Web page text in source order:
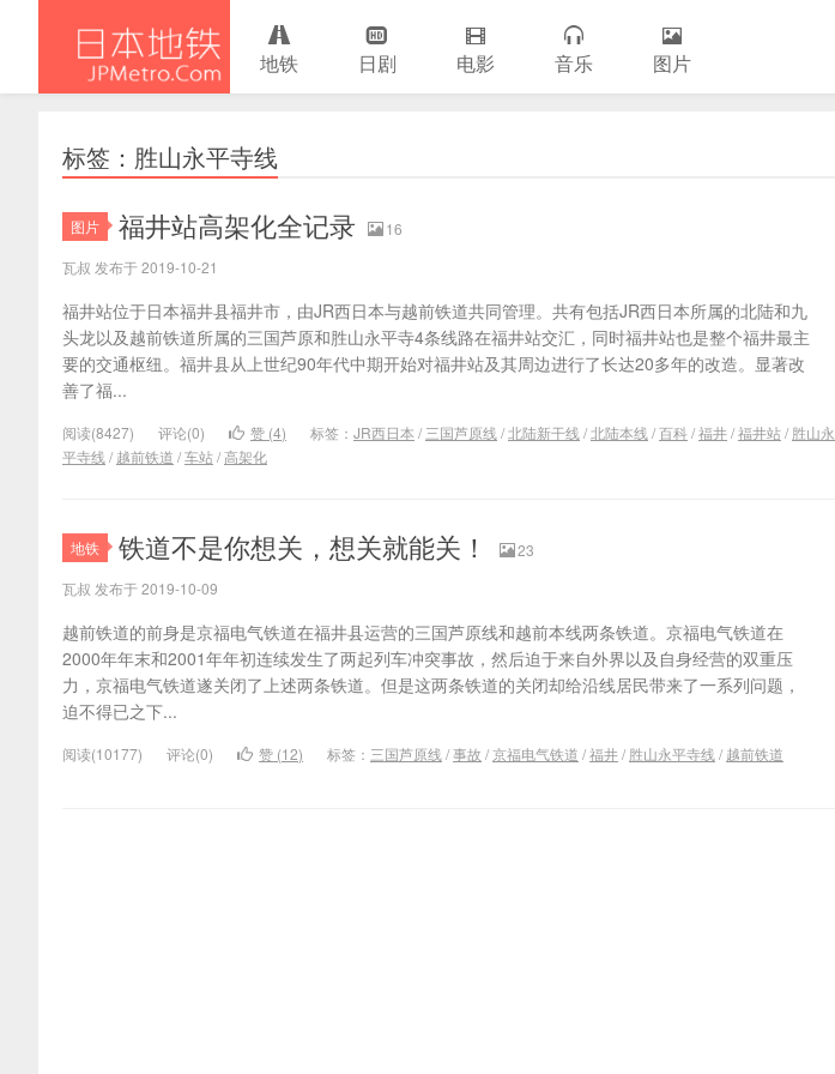
地铁 日剧 电影 音乐 图片
标签：胜山永平寺线
图片 福井站高架化全记录
16
瓦叔 发布于 2019-10-21
福井站位于日本福井县福井市，由JR西日本与越前铁道共同管理。共有包括JR西日本所属的北陆和九
头龙以及越前铁道所属的三国芦原和胜山永平寺4条线路在福井站交汇，同时福井站也是整个福井最主
要的交通枢纽。福井县从上世纪90年代中期开始对福井站及其周边进行了长达20多年的改造。显著改
善了福...
阅读(8427) 评论(0) 赞 (4) 标签： JR西日本 / 三国芦原线 /北陆新干线 /北陆本线 /百科/福井/福井站/ 胜山永
平寺线 / 越前铁道 /车站/高架化
地铁 铁道不是你想关，想关就能关！
23
瓦叔 发布于 2019-10-09
越前铁道的前身是京福电气铁道在福井县运营的三国芦原线和越前本线两条铁道。京福电气铁道在
2000年年末和2001年年初连续发生了两起列车冲突事故，然后迫于来自外界以及自身经营的双重压
力，京福电气铁道遂关闭了上述两条铁道。但是这两条铁道的关闭却给沿线居民带来了一系列问题，
迫不得已之下...
阅读(10177) 评论(0) 赞 (12) 标签： 三国芦原线 /事故 /京福电气铁道 /福井/ 胜山永平寺线 / 越前铁道